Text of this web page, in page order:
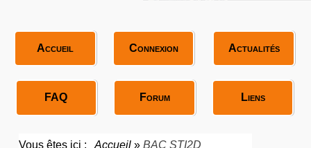
Accueil Connexion Actualités
FAQ Forum Liens
Vous êtes ici : Accueil » BAC STI2D